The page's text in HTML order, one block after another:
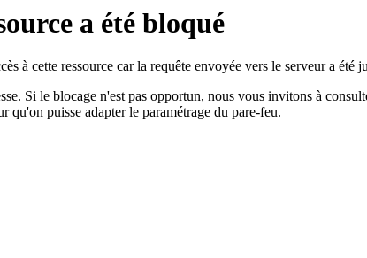
a été bloqué
à cette ressource car la requête envoyée vers le serveur a été
Si le blocage n'est pas opportun, nous vous invitons à
qu'on puisse adapter le paramétrage du pare-feu.